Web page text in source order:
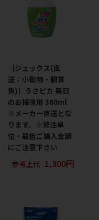
［ジェックス(直
送：小動物・観賞
魚)］うさピカ 毎日
のお掃除用 360ml
※メーカー直送とな
ります。※発注単
位・最低ご購入金額
にご注意下さい
参考上代 1,300円